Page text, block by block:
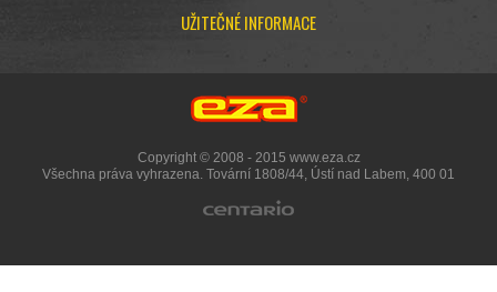
UŽITEČNÉ INFORMACE
Copyright © 2008 - 2015 www.eza.cz
Všechna práva vyhrazena. Tovární 1808/44, Ústí nad Labem, 400 01